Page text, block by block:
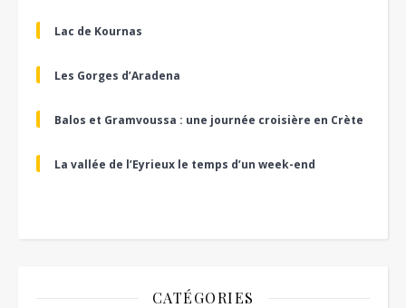
Lac de Kournas
Les Gorges d’Aradena
Balos et Gramvoussa : une journée croisière en Crète
La vallée de l’Eyrieux le temps d’un week-end
CATÉGORIES